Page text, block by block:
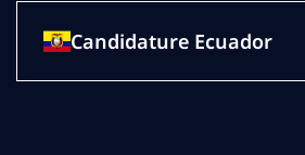
Candidature Ecuador